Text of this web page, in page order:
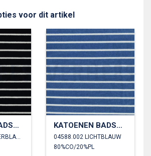
voor dit artikel
KATOENEN BADSTOF GARENGEVERFD STREPEN
04588.001 DONKERBLAUW
KATOENEN BADSTOF GARENGEVERFD STREPEN
04588.002 LICHTBLAUW
80%CO/20%PL